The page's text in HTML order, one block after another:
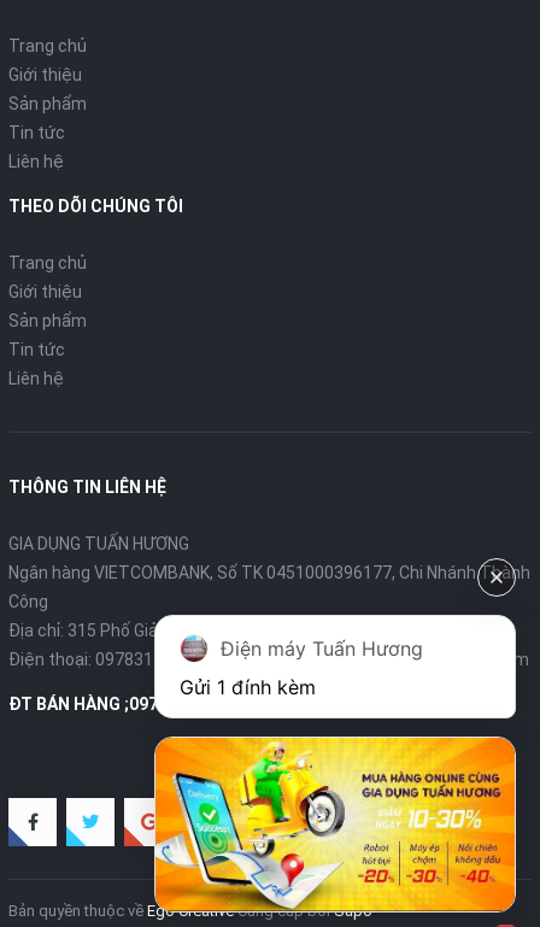
Trang chủ
Giới thiệu
Sản phẩm
Tin tức
Liên hệ
THEO DÕI CHÚNG TÔI
Trang chủ
Giới thiệu
Sản phẩm
Tin tức
Liên hệ
THÔNG TIN LIÊN HỆ
GIA DỤNG TUẤN HƯƠNG
Ngân hàng VIETCOMBANK, Số TK 0451000396177, Chi Nhánh Thành
Công
Địa chỉ: 315 Phố Giảng Võ - Ba Đình - Hà Nội
Điện thoại: 0978319375- Email:diengiadungtuanhuong@gmail.com
ĐT BÁN HÀNG ;0978319375
Bản quyền thuộc về Ego Creative Cung cấp bởiSapo
Điện máy Tuấn Hương
Gửi 1 đính kèm